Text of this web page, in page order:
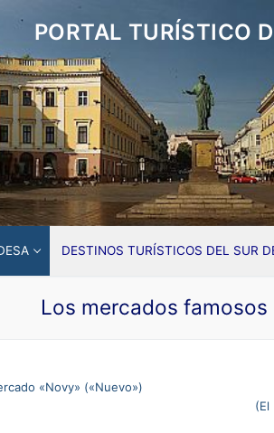
PORTAL TURÍSTICO
DESTINOS TURÍSTICOS DEL SUR
Los mercados famosos
«Novy» («Nuevo»)
(El